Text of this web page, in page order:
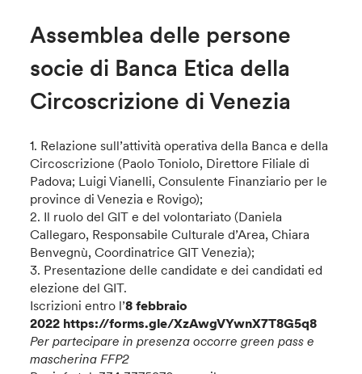
Assemblea delle persone
socie di Banca Etica della
Circoscrizione di Venezia
1. Relazione sull’attività operativa della Banca e della
Circoscrizione (Paolo Toniolo, Direttore Filiale di
Padova; Luigi Vianelli, Consulente Finanziario per le
province di Venezia e Rovigo);
2. Il ruolo del GIT e del volontariato (Daniela
Callegaro, Responsabile Culturale d’Area, Chiara
Benvegnù, Coordinatrice GIT Venezia);
3. Presentazione delle candidate e dei candidati ed
elezione del GIT.
Iscrizioni entro l’8 febbraio
2022 https://forms.gle/XzAwgVYwnX7T8G5q8
Per partecipare in presenza occorre green pass e
mascherina FFP2